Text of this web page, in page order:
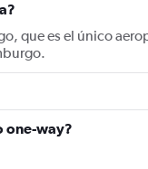
que es el único
one-way?